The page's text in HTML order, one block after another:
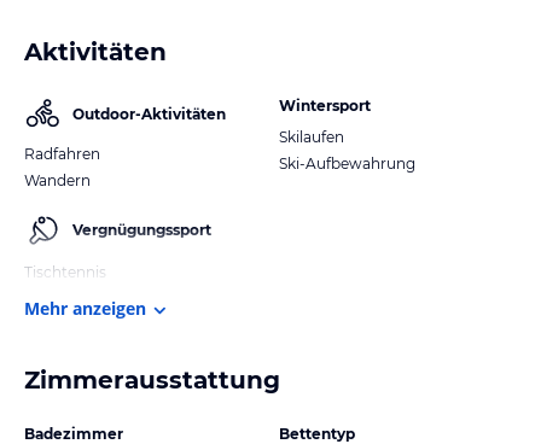
Aktivitäten
Outdoor-Aktivitäten
Radfahren
Wandern
Vergnügungssport
Tischtennis
Wintersport
Skilaufen
Ski-Aufbewahrung
Mehr anzeigen
Zimmerausstattung
Badezimmer
Bettentyp